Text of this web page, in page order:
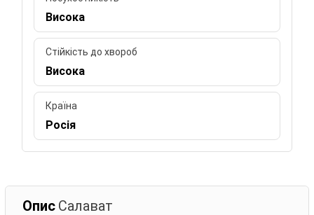
Висока
Стійкість до хвороб
Висока
Країна
Росія
Опис Салават